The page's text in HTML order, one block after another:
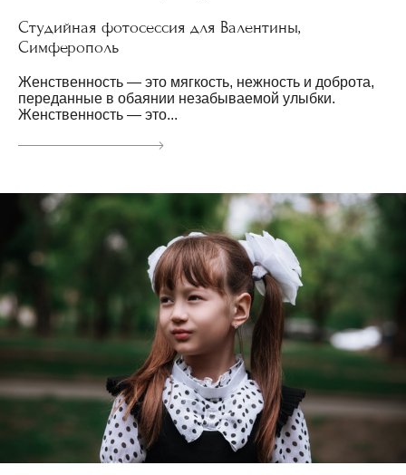
Студийная фотосессия для Валентины,
Симферополь
Женственность — это мягкость, нежность и доброта,
переданные в обаянии незабываемой улыбки.
Женственность — это...